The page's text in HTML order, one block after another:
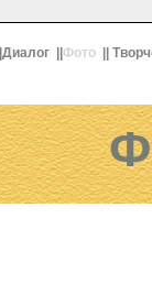
Диалог Фото